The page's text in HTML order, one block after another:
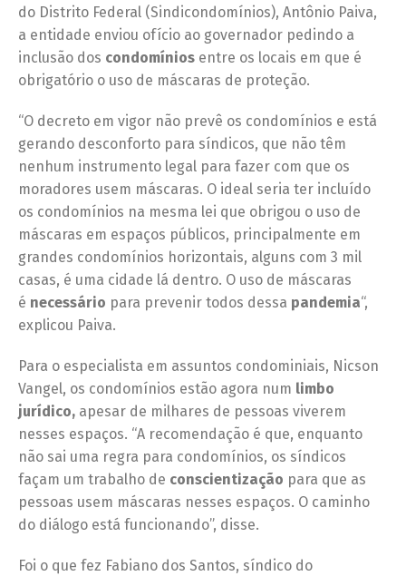
do Distrito Federal (Sindicondomínios), Antônio Paiva,
a entidade enviou ofício ao governador pedindo a
inclusão dos condomínios entre os locais em que é
obrigatório o uso de máscaras de proteção.
“O decreto em vigor não prevê os condomínios e está
gerando desconforto para síndicos, que não têm
nenhum instrumento legal para fazer com que os
moradores usem máscaras. O ideal seria ter incluído
os condomínios na mesma lei que obrigou o uso de
máscaras em espaços públicos, principalmente em
grandes condomínios horizontais, alguns com 3 mil
casas, é uma cidade lá dentro. O uso de máscaras
é necessário para prevenir todos dessa pandemia“,
explicou Paiva.
Para o especialista em assuntos condominiais, Nicson
Vangel, os condomínios estão agora num limbo
jurídico, apesar de milhares de pessoas viverem
nesses espaços. “A recomendação é que, enquanto
não sai uma regra para condomínios, os síndicos
façam um trabalho de conscientização para que as
pessoas usem máscaras nesses espaços. O caminho
do diálogo está funcionando”, disse.
Foi o que fez Fabiano dos Santos, síndico do